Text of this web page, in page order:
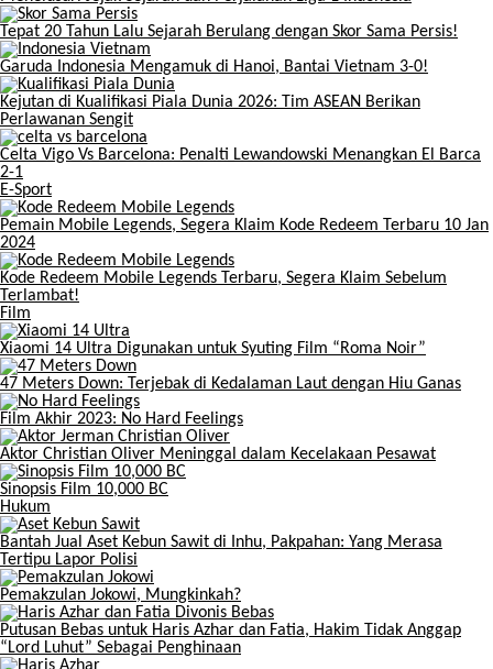
Tepat 20 Tahun Lalu Sejarah Berulang dengan Skor Sama Persis!
Garuda Indonesia Mengamuk di Hanoi, Bantai Vietnam 3-0!
Kejutan di Kualifikasi Piala Dunia 2026: Tim ASEAN Berikan
Perlawanan Sengit
Celta Vigo Vs Barcelona: Penalti Lewandowski Menangkan El Barca
2-1
E-Sport
Pemain Mobile Legends, Segera Klaim Kode Redeem Terbaru 10 Jan
2024
Kode Redeem Mobile Legends Terbaru, Segera Klaim Sebelum
Terlambat!
Film
Xiaomi 14 Ultra Digunakan untuk Syuting Film “Roma Noir”
47 Meters Down: Terjebak di Kedalaman Laut dengan Hiu Ganas
Film Akhir 2023: No Hard Feelings
Aktor Christian Oliver Meninggal dalam Kecelakaan Pesawat
Sinopsis Film 10,000 BC
Hukum
Bantah Jual Aset Kebun Sawit di Inhu, Pakpahan: Yang Merasa
Tertipu Lapor Polisi
Pemakzulan Jokowi, Mungkinkah?
Putusan Bebas untuk Haris Azhar dan Fatia, Hakim Tidak Anggap
“Lord Luhut” Sebagai Penghinaan